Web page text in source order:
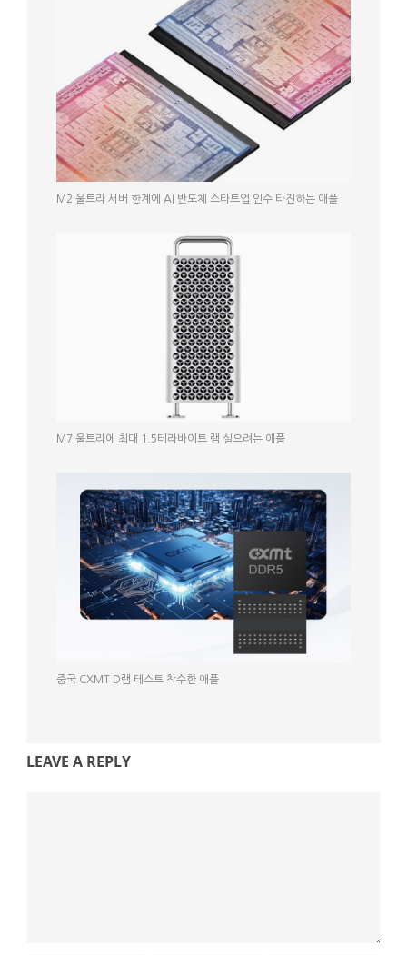
M2 울트라 서버 한계에 AI 반도체 스타트업 인수 타진하는 애플
M7 울트라에 최대 1.5테라바이트 램 실으려는 애플
중국 CXMT D램 테스트 착수한 애플
LEAVE A REPLY